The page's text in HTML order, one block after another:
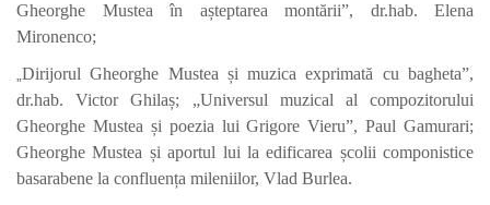
Gheorghe Mustea în așteptarea montării”, dr.hab. Elena
Mironenco;
Dirijorul Gheorghe Mustea și muzica exprimată cu bagheta”,
dr.hab. Victor Ghilaș; „Universul muzical al compozitorului
Gheorghe Mustea și poezia lui Grigore Vieru”, Paul Gamurari;
Gheorghe Mustea și aportul lui la edificarea școlii componistice
basarabene la confluența mileniilor, Vlad Burlea.